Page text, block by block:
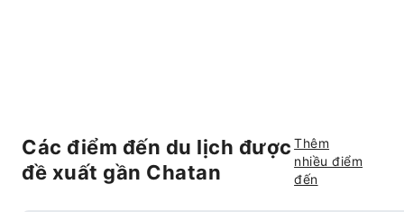
Các điểm đến du lịch được
đề xuất gần Chatan
Thêm
nhiều điểm
đến